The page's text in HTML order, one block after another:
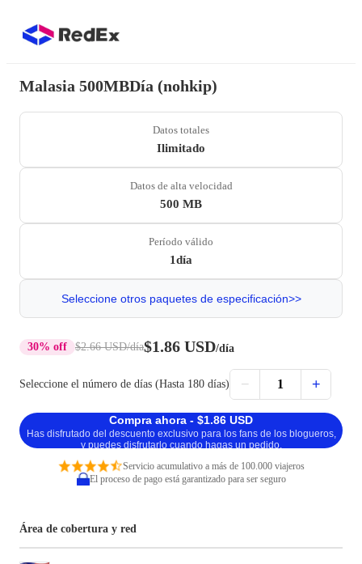
Malasia 500MBDía (nohkip)
Datos totales
Ilimitado
Datos de alta velocidad
500 MB
Período válido
1día
Seleccione otros paquetes de especificación>>
30% off $2.66 USD/día$1.86 USD/día
Seleccione el número de días (Hasta 180 días) − 1 +
Compra ahora - $1.86 USD
Has disfrutado del descuento exclusivo para los fans de los blogueros,
y puedes disfrutarlo cuando hagas un pedido.
Servicio acumulativo a más de 100.000 viajeros
El proceso de pago está garantizado para ser seguro
Área de cobertura y red